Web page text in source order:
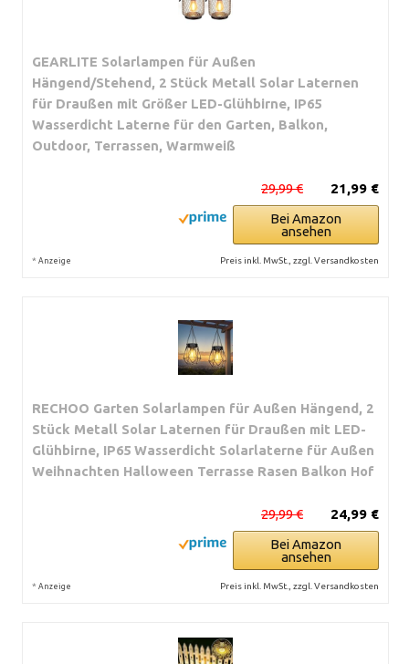
GEARLITE Solarlampen für Außen
Hängend/Stehend, 2 Stück Metall Solar Laternen
für Draußen mit Größer LED-Glühbirne, IP65
Wasserdicht Laterne für den Garten, Balkon,
Outdoor, Terrassen, Warmweiß
21,99 €
29,99 €
Bei Amazon
ansehen
* Anzeige Preis inkl. MwSt., zzgl. Versandkosten
RECHOO Garten Solarlampen für Außen Hängend, 2
Stück Metall Solar Laternen für Draußen mit LED-
Glühbirne, IP65 Wasserdicht Solarlaterne für Außen
Weihnachten Halloween Terrasse Rasen Balkon Hof
24,99 €
29,99 €
Bei Amazon
ansehen
* Anzeige Preis inkl. MwSt., zzgl. Versandkosten